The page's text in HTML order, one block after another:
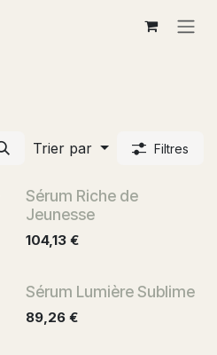
Trier par Filtres
Sérum Riche de
Jeunesse
104,13€
Sérum Lumière Sublime
89,26€